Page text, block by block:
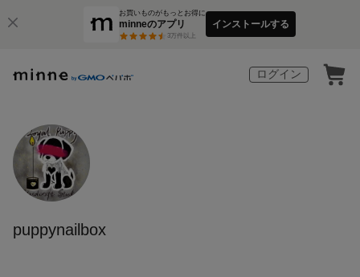
お買いものがもっとお得に
minneのアプリ
3万件以上
インストールする
ログイン
puppynailbox